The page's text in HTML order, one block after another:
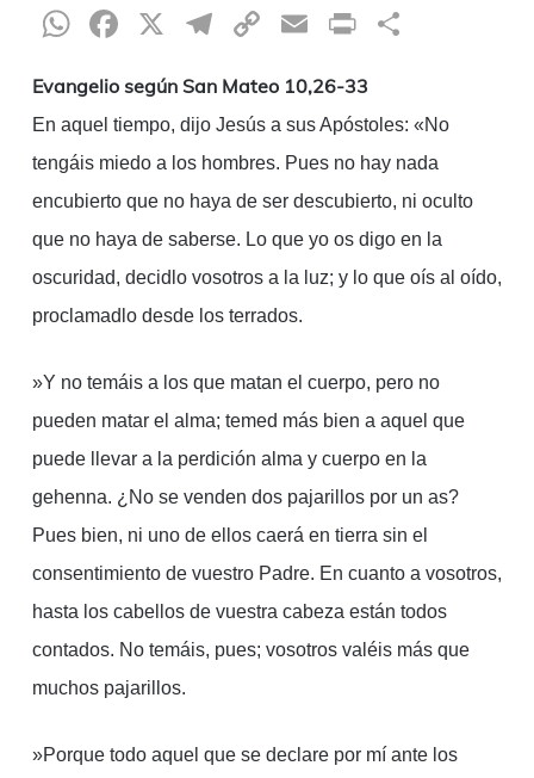
WhatsApp
Facebook
X Telegram
CopyEmailPrint
Evangelio según San Mateo 10,26-33
En aquel tiempo, dijo Jesús a sus Apóstoles: «No
tengáis miedo a los hombres. Pues no hay nada
encubierto que no haya de ser descubierto, ni oculto
que no haya de saberse. Lo que yo os digo en la
oscuridad, decidlo vosotros a la luz; y lo que oís al oído,
proclamadlo desde los terrados.
»Y no temáis a los que matan el cuerpo, pero no
pueden matar el alma; temed más bien a aquel que
puede llevar a la perdición alma y cuerpo en la
gehenna. ¿No se venden dos pajarillos por un as?
Pues bien, ni uno de ellos caerá en tierra sin el
consentimiento de vuestro Padre. En cuanto a vosotros,
hasta los cabellos de vuestra cabeza están todos
contados. No temáis, pues; vosotros valéis más que
muchos pajarillos.
»Porque todo aquel que se declare por mí ante los